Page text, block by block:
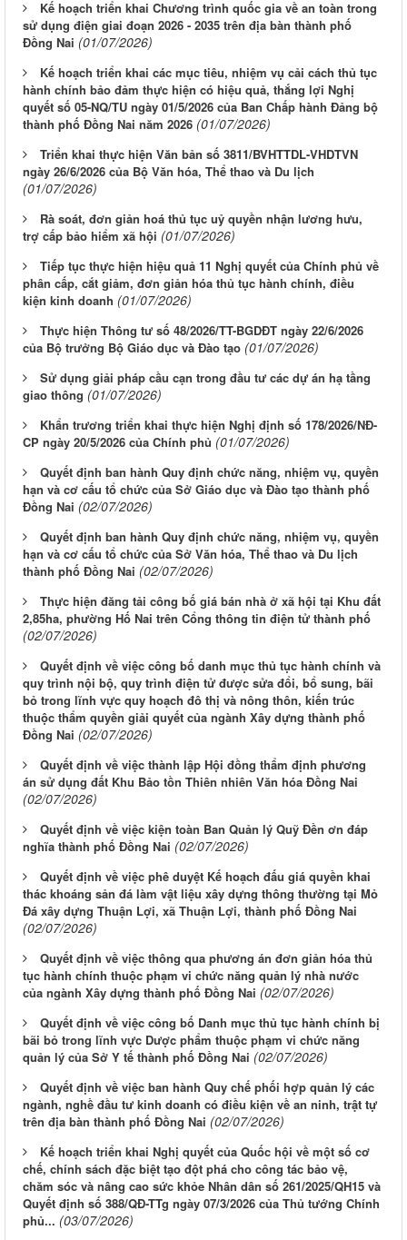
Kế hoạch triển khai Chương trình quốc gia về an toàn trong
sử dụng điện giai đoạn 2026 - 2035 trên địa bàn thành phố
Đồng Nai (01/07/2026)
Kế hoạch triển khai các mục tiêu, nhiệm vụ cải cách thủ tục
hành chính bảo đảm thực hiện có hiệu quả, thắng lợi Nghị
quyết số 05-NQ/TU ngày 01/5/2026 của Ban Chấp hành Đảng bộ
thành phố Đồng Nai năm 2026 (01/07/2026)
Triển khai thực hiện Văn bản số 3811/BVHTTDL-VHDTVN
ngày 26/6/2026 của Bộ Văn hóa, Thể thao và Du lịch
(01/07/2026)
Rà soát, đơn giản hoá thủ tục uỷ quyền nhận lương hưu,
trợ cấp bảo hiểm xã hội (01/07/2026)
Tiếp tục thực hiện hiệu quả 11 Nghị quyết của Chính phủ về
phân cấp, cắt giảm, đơn giản hóa thủ tục hành chính, điều
kiện kinh doanh (01/07/2026)
Thực hiện Thông tư số 48/2026/TT-BGDĐT ngày 22/6/2026
của Bộ trưởng Bộ Giáo dục và Đào tạo (01/07/2026)
Sử dụng giải pháp cầu cạn trong đầu tư các dự án hạ tầng
giao thông (01/07/2026)
Khẩn trương triển khai thực hiện Nghị định số 178/2026/NĐ-
CP ngày 20/5/2026 của Chính phủ (01/07/2026)
Quyết định ban hành Quy định chức năng, nhiệm vụ, quyền
hạn và cơ cấu tổ chức của Sở Giáo dục và Đào tạo thành phố
Đồng Nai (02/07/2026)
Quyết định ban hành Quy định chức năng, nhiệm vụ, quyền
hạn và cơ cấu tổ chức của Sở Văn hóa, Thể thao và Du lịch
thành phố Đồng Nai (02/07/2026)
Thực hiện đăng tải công bố giá bán nhà ở xã hội tại Khu đất
2,85ha, phường Hố Nai trên Cổng thông tin điện tử thành phố
(02/07/2026)
Quyết định về việc công bố danh mục thủ tục hành chính và
quy trình nội bộ, quy trình điện tử được sửa đổi, bổ sung, bãi
bỏ trong lĩnh vực quy hoạch đô thị và nông thôn, kiến trúc
thuộc thẩm quyền giải quyết của ngành Xây dựng thành phố
Đồng Nai (02/07/2026)
Quyết định về việc thành lập Hội đồng thẩm định phương
án sử dụng đất Khu Bảo tồn Thiên nhiên Văn hóa Đồng Nai
(02/07/2026)
Quyết định về việc kiện toàn Ban Quản lý Quỹ Đền ơn đáp
nghĩa thành phố Đồng Nai (02/07/2026)
Quyết định về việc phê duyệt Kế hoạch đấu giá quyền khai
thác khoáng sản đá làm vật liệu xây dựng thông thường tại Mỏ
Đá xây dựng Thuận Lợi, xã Thuận Lợi, thành phố Đồng Nai
(02/07/2026)
Quyết định về việc thông qua phương án đơn giản hóa thủ
tục hành chính thuộc phạm vi chức năng quản lý nhà nước
của ngành Xây dựng thành phố Đồng Nai (02/07/2026)
Quyết định về việc công bố Danh mục thủ tục hành chính bị
bãi bỏ trong lĩnh vực Dược phẩm thuộc phạm vi chức năng
quản lý của Sở Y tế thành phố Đồng Nai (02/07/2026)
Quyết định về việc ban hành Quy chế phối hợp quản lý các
ngành, nghề đầu tư kinh doanh có điều kiện về an ninh, trật tự
trên địa bàn thành phố Đồng Nai (02/07/2026)
Kế hoạch triển khai Nghị quyết của Quốc hội về một số cơ
chế, chính sách đặc biệt tạo đột phá cho công tác bảo vệ,
chăm sóc và nâng cao sức khỏe Nhân dân số 261/2025/QH15 và
Quyết định số 388/QĐ-TTg ngày 07/3/2026 của Thủ tướng Chính
phủ... (03/07/2026)